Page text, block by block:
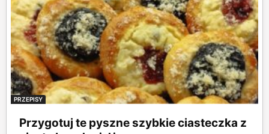
PRZEPISY
Przygotuj te pyszne szybkie ciasteczka z